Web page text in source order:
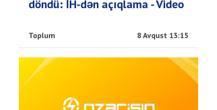
döndü: İH-dən açıqlama - Video
Toplum 8 Avqust 13:15